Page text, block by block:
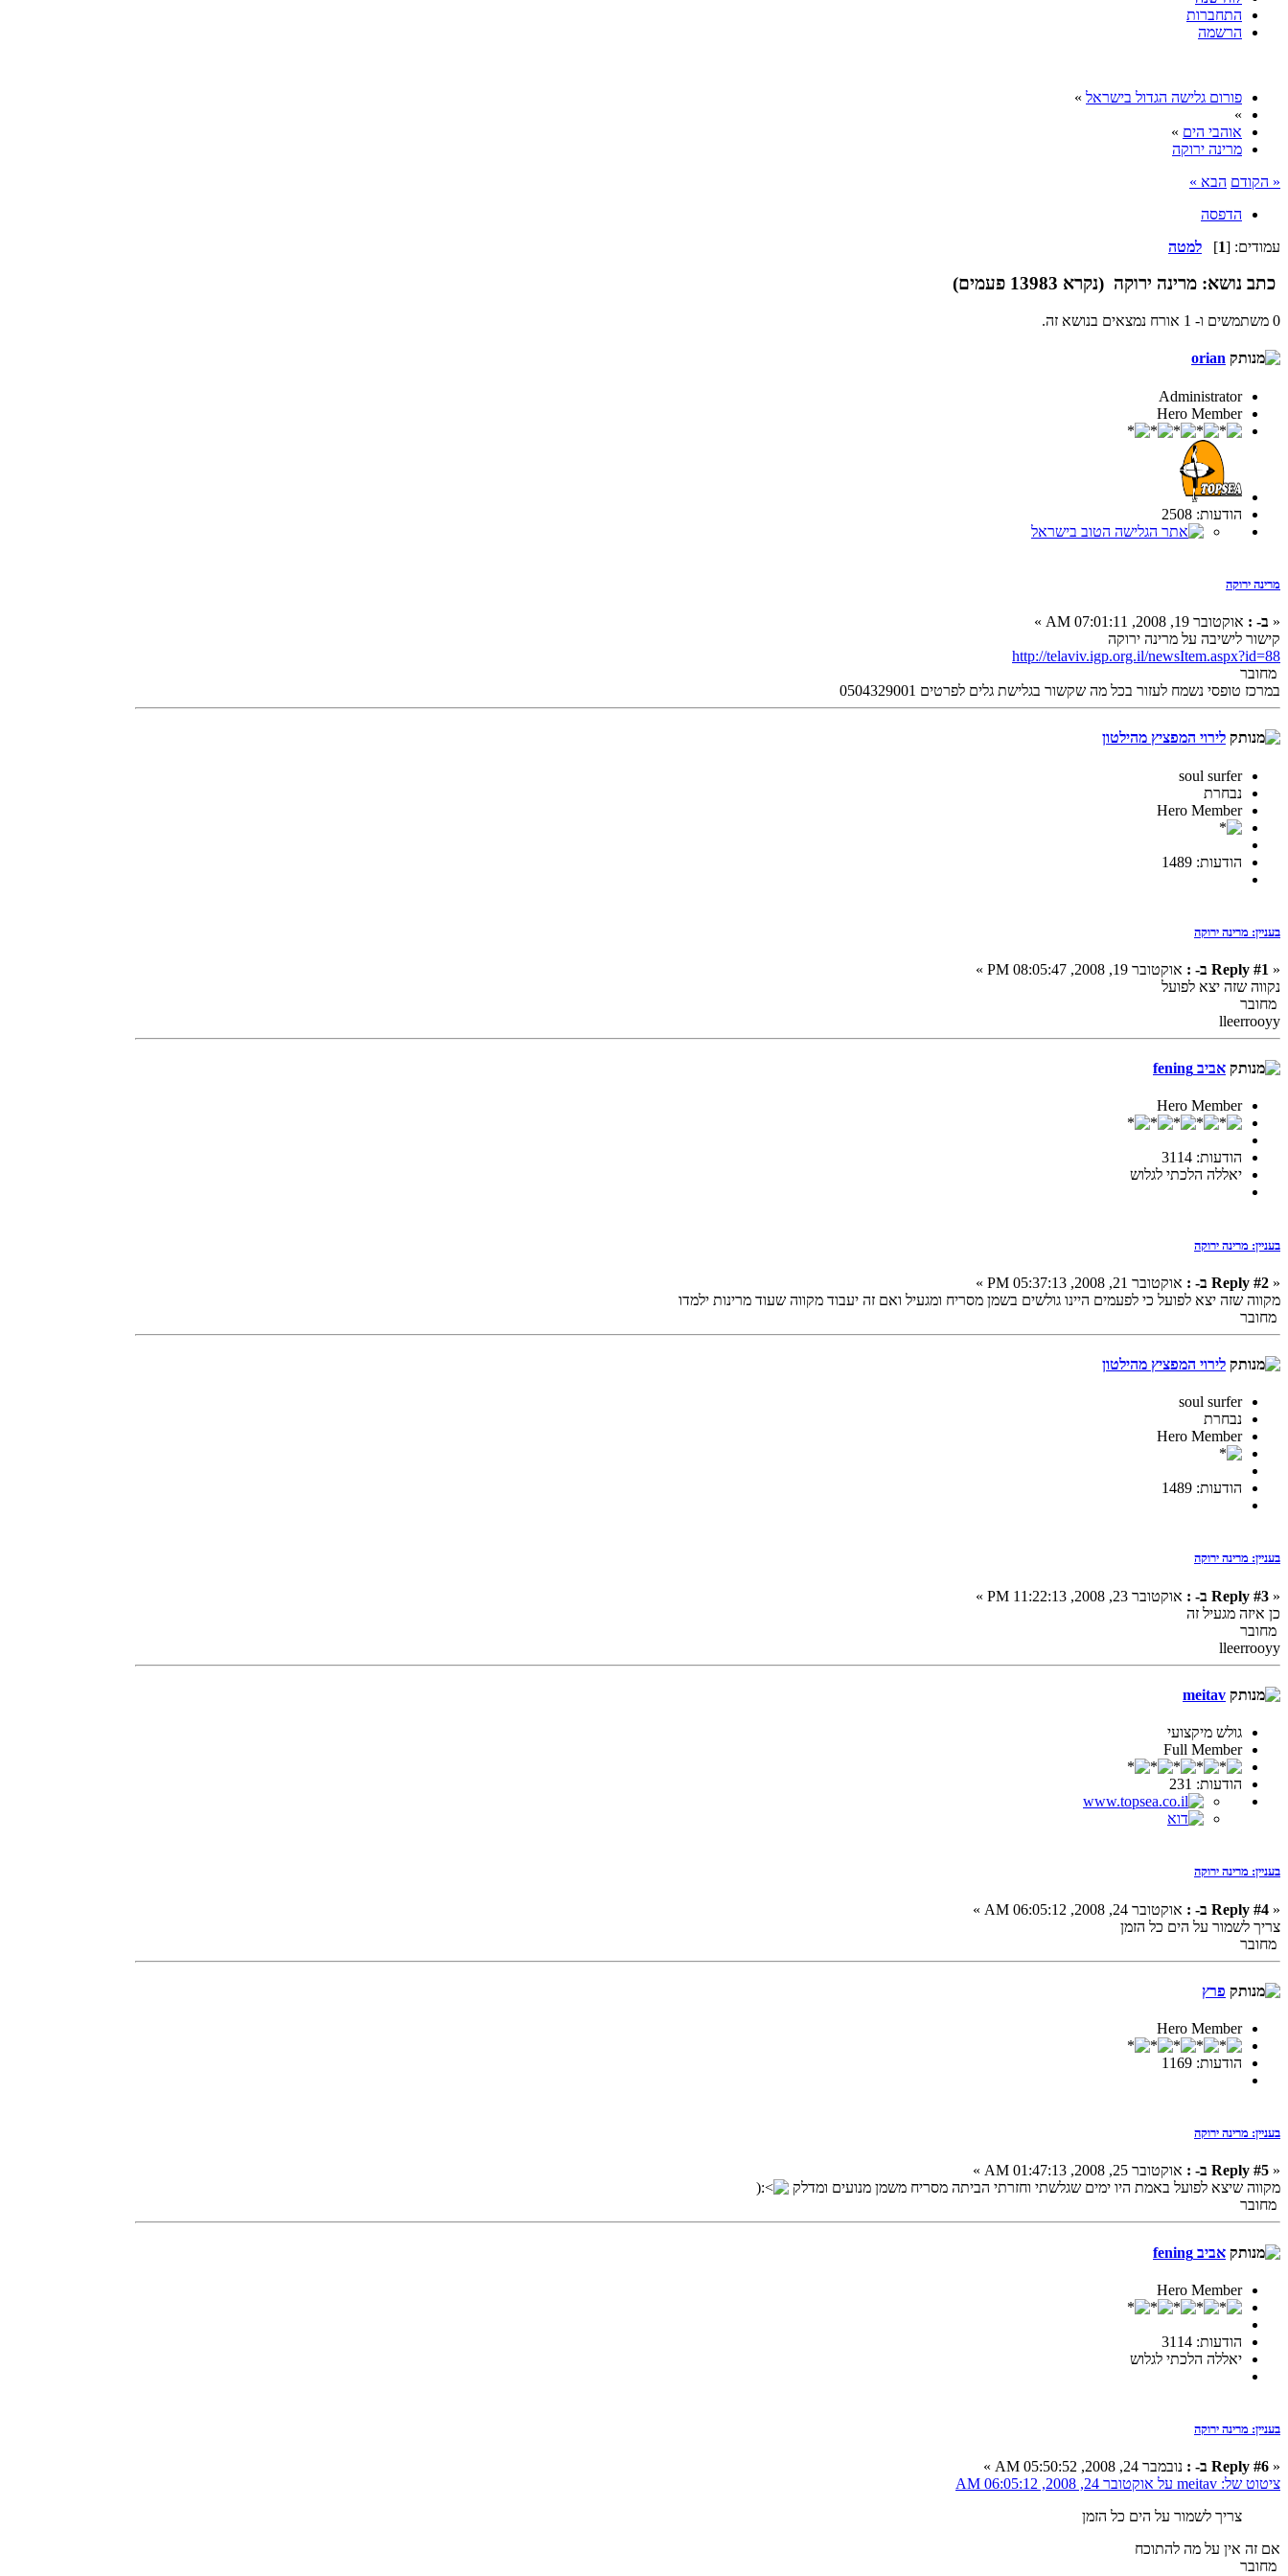
התחברות
הרשמה
פורום גלישה הגדול בישראל »
»
אוהבי הים »
מרינה ירוקה
« הקודם הבא »
הדפסה
עמודים: [1
] למטה
כתב נושא: מרינה ירוקה (נקרא 13983 פעמים)
0 משתמשים ו- 1 אורח נמצאים בנושא זה.
orian
Administrator
Hero Member
הודעות: 2508
מרינה ירוקה
« ב- : אוקטובר 19, 2008, 07:01:11 AM »
קישור לישיבה על מרינה ירוקה
http://telaviv.igp.org.il/newsItem.aspx?id=88
מחובר
במרכז טופסי נשמח לעזור בכל מה שקשור בגלישת גלים לפרטים 0504329001
לירוי המפציץ מהילטון
soul surfer
נבחרת
Hero Member
הודעות: 1489
בעניין: מרינה ירוקה
« Reply #1 ב- :
אוקטובר 19, 2008, 08:05:47 PM »
נקווה שזה יצא לפועל
מחובר
lleerrooyy
אביב fening
Hero Member
הודעות: 3114
יאללה הלכתי לגלוש
בעניין: מרינה ירוקה
« Reply #2 ב- :
אוקטובר 21, 2008, 05:37:13 PM »
מקווה שזה יצא לפועל כי לפעמים היינו גולשים בשמן מסריח ומגעיל ואם זה יעבוד מקווה שעוד מרינות ילמדו
מחובר
לירוי המפציץ מהילטון
soul surfer
נבחרת
Hero Member
הודעות: 1489
בעניין: מרינה ירוקה
« Reply #3 ב- :
אוקטובר 23, 2008, 11:22:13 PM »
כן איזה מגעיל זה
מחובר
lleerrooyy
meitav
גולש מיקצועי
Full Member
הודעות: 231
בעניין: מרינה ירוקה
« Reply #4 ב- :
אוקטובר 24, 2008, 06:05:12 AM »
צריך לשמור על הים כל הזמן
מחובר
פרץ
Hero Member
הודעות: 1169
בעניין: מרינה ירוקה
« Reply #5 ב- :
אוקטובר 25, 2008, 01:47:13 AM »
מקווה שיצא לפועל באמת היו ימים שגלשתי וחזרתי הביתה מסריח משמן מנועים ומדלק
מחובר
אביב fening
Hero Member
הודעות: 3114
יאללה הלכתי לגלוש
בעניין: מרינה ירוקה
« Reply #6 ב- :
נובמבר 24, 2008, 05:50:52 AM »
ציטוט של: meitav על אוקטובר 24, 2008, 06:05:12 AM
צריך לשמור על הים כל הזמן
אם זה אין על מה להתוכח
מחובר